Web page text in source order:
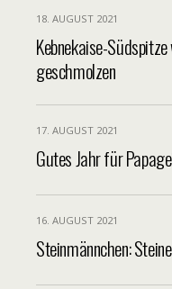
18. AUGUST 2021
Kebnekaise-
geschmolzen
17. AUGUST 2021
Gutes Jahr für
16. AUGUST 2021
Steinmännchen: